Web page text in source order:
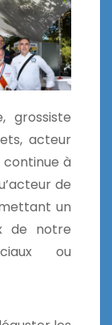
grossiste
acteur
à
de
un
de notre
ou